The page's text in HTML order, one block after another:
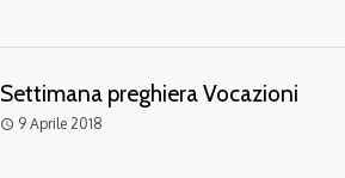
Settimana preghiera Vocazioni
access_time 9 Aprile 2018